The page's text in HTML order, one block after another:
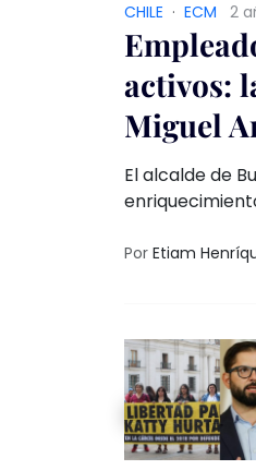
CHILE · ECM 2
activos:
Miguel
El alcalde de
mostrado
Por Etiam